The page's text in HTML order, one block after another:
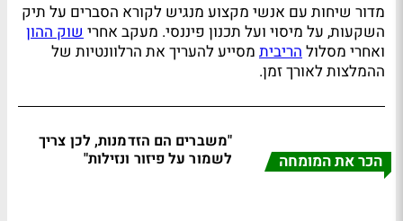
מדור שיחות עם אנשי מקצוע מנגיש לקורא הסברים על תיק
השקעות, על מיסוי ועל תכנון פיננסי. מעקב אחרישוק ההון
ואחרי מסלולהריבית מסייע להעריך את הרלוונטיות של
ההמלצות לאורך זמן.
הכר את המומחה
"משברים הם הזדמנות, לכן צריך
לשמור על פיזור ונזילות"